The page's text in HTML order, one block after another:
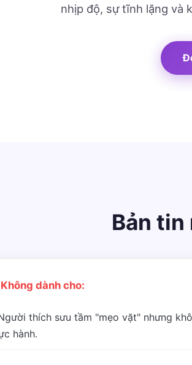
nhịp độ, sự tĩnh lặng và
Bản tin
Không dành cho:
thích sưu tầm "mẹo vặt" nhưng
hành.